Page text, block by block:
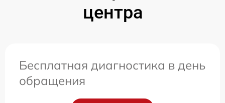
центра
Бесплатная диагностика в день
обращения